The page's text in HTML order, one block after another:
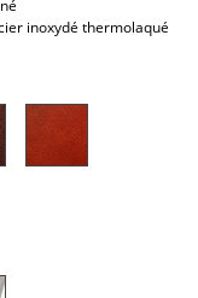
inoxydé thermolaqué